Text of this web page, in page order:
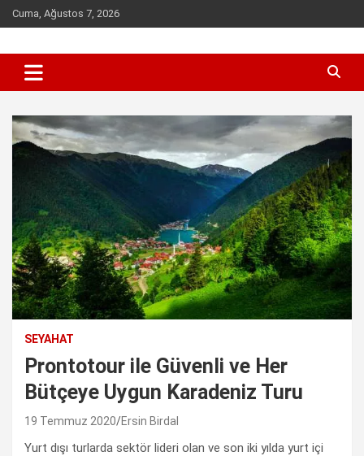
Skip
to
Cuma, Ağustos 7, 2026
incelet.com
SEYAHAT
Prontotour ile Güvenli ve Her
Bütçeye Uygun Karadeniz Turu
19 Temmuz 2020 Ersin Birdal
Yurt dışı turlarda sektör lideri olan ve son iki yılda yurt içi